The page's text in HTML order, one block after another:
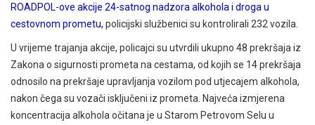
ROADPOL-ove akcije 24-satnog nadzora alkohola i droga u
cestovnom prometu, policijski službenici su kontrolirali 232 vozila.
U vrijeme trajanja akcije, policajci su utvrdili ukupno 48 prekršaja iz
Zakona o sigurnosti prometa na cestama, od kojih se 14 prekršaja
odnosilo na prekršaje upravljanja vozilom pod utjecajem alkohola,
nakon čega su vozači isključeni iz prometa. Najveća izmjerena
koncentracija alkohola očitana je u Starom Petrovom Selu u